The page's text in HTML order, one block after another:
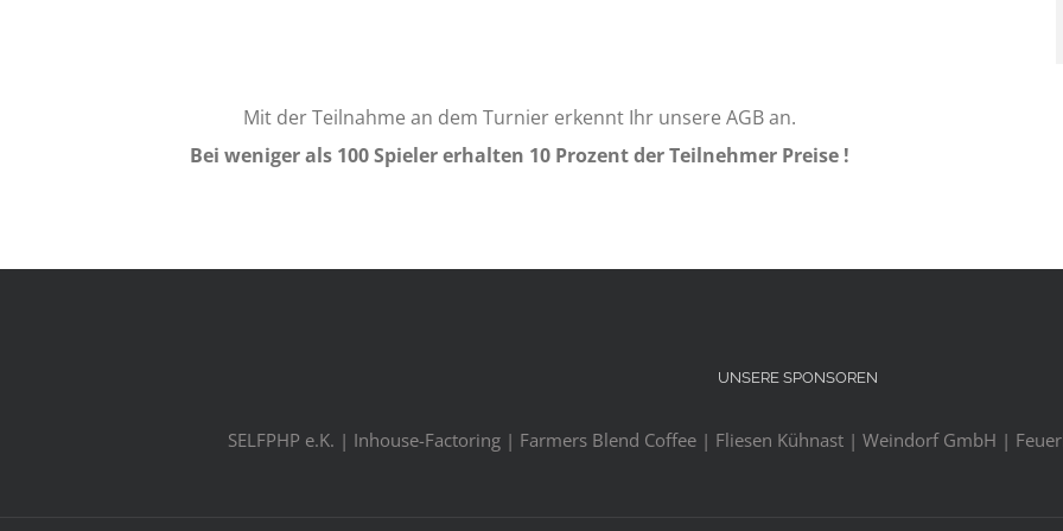
Mit der Teilnahme an dem Turnier erkennt Ihr unsere AGB an.
Bei weniger als 100 Spieler erhalten 10 Prozent der Teilnehmer Preise !
UNSERE SPONSOREN
SELFPHP e.K. | Inhouse-Factoring | Farmers Blend Coffee | Fliesen Kühnast | Weindorf GmbH |